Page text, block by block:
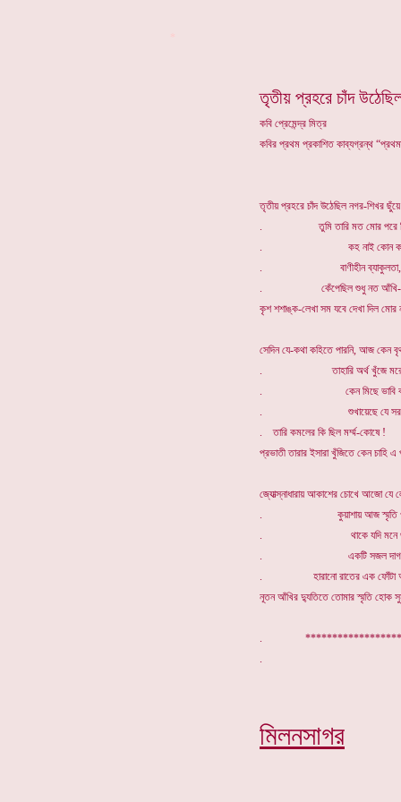
তৃতীয় প্রহরে চাঁদ
কবি প্রেমেন্দ্র মিত্র
কবির প্রথম প্রকাশিত কাব্যগ্রন্থ
তৃতীয় প্রহরে চাঁদ উঠেছিল নগর-শিখর
. তুমি তারি মত মোর পরে
. কহ নাই কোন
. বাণীহীন ব্যাকুলতা,
. কেঁপেছিল শুধু নত আঁখি-
কৃশ শশাঙ্ক-লেখা সম যবে দেখা দিল মোর
সেদিন যে-কথা কহিতে পারনি, আজ কেন
. তাহারি অর্থ খুঁজে মরে
. কেন মিছে ভাবি
. শুখায়েছে যে
. তারি কমলের কি ছিল মর্ম্ম-কোষে !
প্রভাতী তারার ইসারা খুঁজিতে কেন চাহি
জ্যোত্স্নাধারায় আকাশের চোখে আজো যে
. কুয়াশায় আজ স্মৃতি ও
. থাকে যদি মনে
. একটি সজল
. হারানো রাতের এক ফোঁটা
নূতন আঁখির দ্যুতিতে তোমার স্মৃতি হোক
.
মিলনসাগর